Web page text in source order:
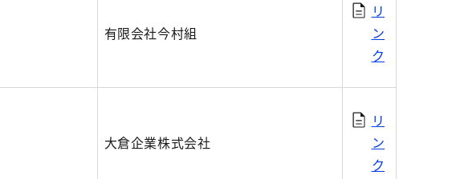
有限会社今村組
リ
ン
ク
大倉企業株式会社
リ
ン
ク